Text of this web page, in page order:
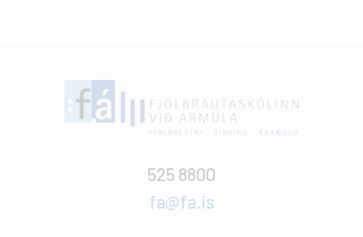
525 8800
fa@fa.is